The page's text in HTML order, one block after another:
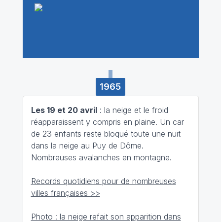
1965
Les 19 et 20 avril: la neige et le froid
réapparaissent y compris en plaine. Un car
de 23 enfants reste bloqué toute une nuit
dans la neige au Puy de Dôme.
Nombreuses avalanches en montagne.
Records quotidiens pour de nombreuses
villes françaises >>
Photo : la neige refait son apparition dans